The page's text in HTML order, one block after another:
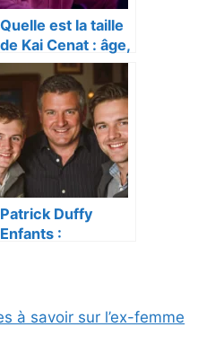
Quelle est la taille
de Kai Cenat : âge,
taille, fortune :
cadeau Twitch
Streamer
Patrick Duffy
Enfants :
Duffy
à savoir sur l’ex-femme